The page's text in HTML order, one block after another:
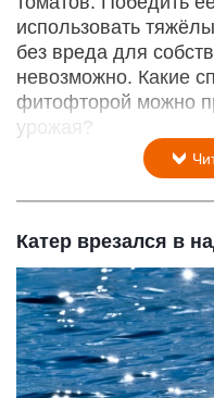
использовать
без вреда для
невозможно. Какие
фитофторой можно
урожая?
Катер врезался в